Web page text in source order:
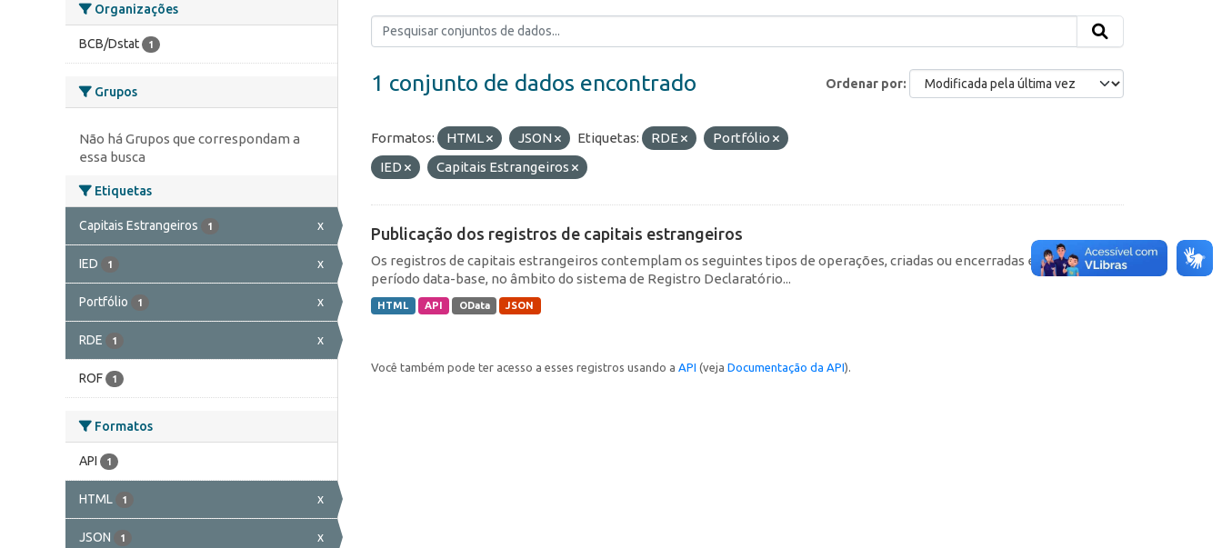
Organizações
BCB/Dstat 1
Grupos
Não há Grupos que correspondam a
essa busca
Etiquetas
Capitais Estrangeiros 1 x
IED 1 x
Portfólio 1 x
RDE 1 x
ROF 1
Formatos
API 1
HTML 1 x
JSON 1 x
Ordenar por
1 conjunto de dados encontrado
Formatos: HTML JSON Etiquetas: RDE
Portfólio
IED
Capitais Estrangeiros
Publicação dos registros de capitais estrangeiros
Os registros de capitais estrangeiros contemplam os seguintes tipos de operações, criadas ou encerradas em cada
período data-base, no âmbito do sistema de Registro Declaratório...
HTML API OData JSON
Você também pode ter acesso a esses registros usando a API (veja Documentação da API).